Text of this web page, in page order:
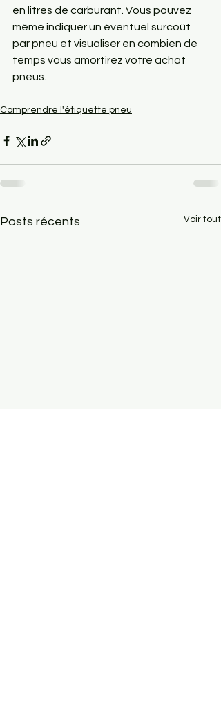
en litres de carburant. Vous pouvez
même indiquer un éventuel surcoût
par pneu et visualiser en combien de
temps vous amortirez votre achat
Comprendre l'étiquette pneu
Posts récents Voir tout